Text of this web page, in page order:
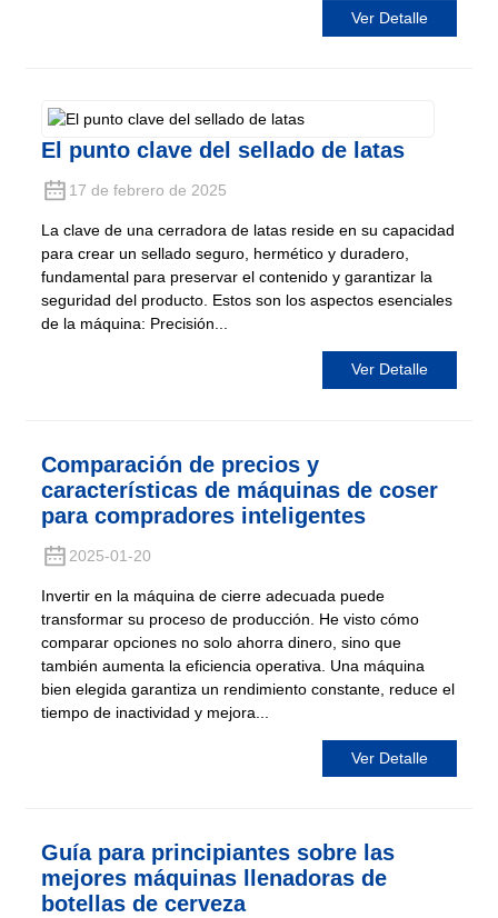
Ver Detalle
El punto clave del sellado de latas
17 de febrero de 2025
La clave de una cerradora de latas reside en su capacidad
para crear un sellado seguro, hermético y duradero,
fundamental para preservar el contenido y garantizar la
seguridad del producto. Estos son los aspectos esenciales
de la máquina: Precisión...
Ver Detalle
Comparación de precios y
características de máquinas de coser
para compradores inteligentes
2025-01-20
Invertir en la máquina de cierre adecuada puede
transformar su proceso de producción. He visto cómo
comparar opciones no solo ahorra dinero, sino que
también aumenta la eficiencia operativa. Una máquina
bien elegida garantiza un rendimiento constante, reduce el
tiempo de inactividad y mejora...
Ver Detalle
Guía para principiantes sobre las
mejores máquinas llenadoras de
botellas de cerveza